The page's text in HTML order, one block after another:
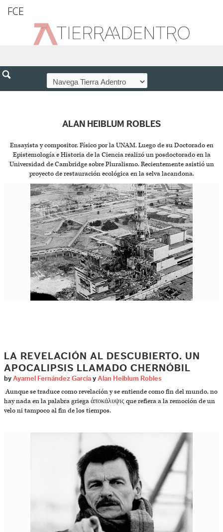
FCE
ALAN HEIBLUM ROBLES
Ensayista y compositor. Físico por la UNAM. Luego de su Doctorado en
Epistemología e Historia de la Ciencia realizó un posdoctorado en la
Universidad de Cambridge sobre Pluralismo. Recientemente asistió un
proyecto de restauración ecológica en la selva lacandona.
LA REVELACIÓN AL DESCUBIERTO. UN
APOCALIPSIS LLAMADO CHERNÓBIL
by Ayamel Fernández García y Alan Heiblum Robles
Aunque se traduce como revelación y se entiende como fin del mundo, no
hay nada en la palabra griega ἀποκάλυψις que refiera a la remoción de un
velo ni tampoco al fin de los tiempos.